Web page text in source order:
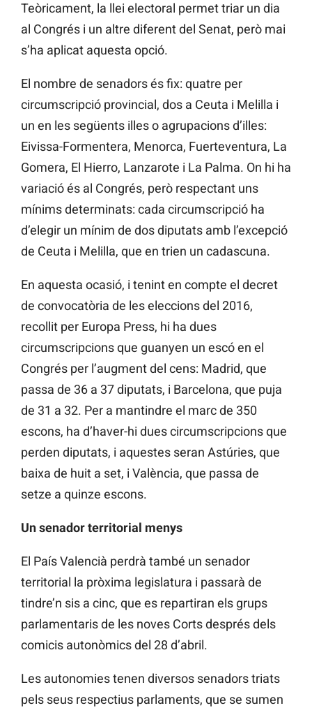
Teòricament, la llei electoral permet triar un dia
al Congrés i un altre diferent del Senat, però mai
s’ha aplicat aquesta opció.
El nombre de senadors és fix: quatre per
circumscripció provincial, dos a Ceuta i Melilla i
un en les següents illes o agrupacions d’illes:
Eivissa-Formentera, Menorca, Fuerteventura, La
Gomera, El Hierro, Lanzarote i La Palma. On hi ha
variació és al Congrés, però respectant uns
mínims determinats: cada circumscripció ha
d’elegir un mínim de dos diputats amb l’excepció
de Ceuta i Melilla, que en trien un cadascuna.
En aquesta ocasió, i tenint en compte el decret
de convocatòria de les eleccions del 2016,
recollit per Europa Press, hi ha dues
circumscripcions que guanyen un escó en el
Congrés per l’augment del cens: Madrid, que
passa de 36 a 37 diputats, i Barcelona, que puja
de 31 a 32. Per a mantindre el marc de 350
escons, ha d’haver-hi dues circumscripcions que
perden diputats, i aquestes seran Astúries, que
baixa de huit a set, i València, que passa de
setze a quinze escons.
Un senador territorial menys
El País Valencià perdrà també un senador
territorial la pròxima legislatura i passarà de
tindre’n sis a cinc, que es repartiran els grups
parlamentaris de les noves Corts després dels
comicis autonòmics del 28 d’abril.
Les autonomies tenen diversos senadors triats
pels seus respectius parlaments, que se sumen